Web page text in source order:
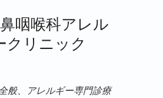
咽喉科アレル
クリニック
般、アレルギー専門診療